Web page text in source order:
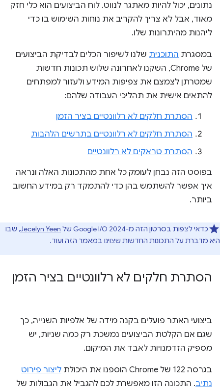
נתונים, יכול להיות מאתגר לנווט. לוח הביצועים הוא כלי חזק
מאוד, אבל לא צריך להקריב את נוחות השימוש בו כדי
ליהנות מהיתרונות שלו.
במסגרת התוכנית שלנו לשיפור הכלים לבדיקת הביצועים
של Chrome, השקנו לאחרונה שלוש תכונות חדשות
שמטרתן לצמצם את צפיפות המידע ולעזור למפתחים
להתאים אישית את תהליכי העבודה שלהם:
הסתרת חלקים לא רלוונטיים בציר הזמן
הסתרת חלקים לא רלוונטיים בתרשים הלהבות
הסתרת טראקים לא רלוונטיים
בפוסט הזה נבחן לעומק כל אחת מהתכונות האלה ונראה
איך אפשר להשתמש בהן כדי להתמקד רק במידע החשוב
ביותר.
כדאי לצפות בסרטון הזה מ-Google I/O 2024 של Jecelyn Yeen, שבו
היא מדברת על התכונות החדשות שצוינו במאמר הזה ועוד.
הסתרת חלקים לא רלוונטיים בציר הזמן
ביצועי האתר פועלים בקנה מידה של אלפיות השנייה, כך
שגם אם הקלטת הביצועים נמשכת רק כמה שניות, יש
מספיק הזדמנויות לאבד את המיקום.
בגרסה 122 של Chrome הוספנו את היכולת
ליצור פירוט
נתיב. התכונה הזו מאפשרת לכם להגביל את הגבולות של